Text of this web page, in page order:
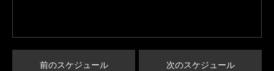
前のスケジュール 次のスケジュール